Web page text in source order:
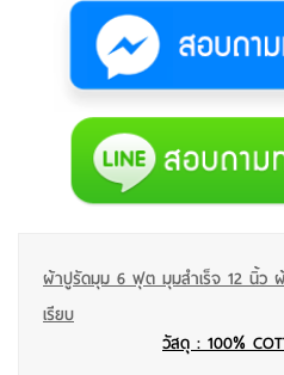
ผ้าปูรัดมุม 6 ฟุต มุมสำเร็จ 12 นิ้ว
เรียบ
วัสดุ : 100%